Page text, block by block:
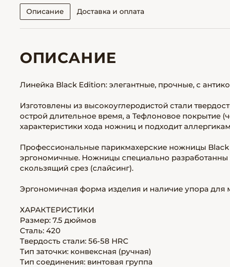
Описание Доставка и оплата
ОПИСАНИЕ
Линейка Black Edition: элегантные, прочные, с
Изготовлены из высокоуглеродистой стали
острой длительное время, а Тефлоновое покрытие
характеристики хода ножниц и подходит
Профессиональные парикмахерские ножницы
эргономичные. Ножницы специально разработанны
скользящий срез (слайсинг).
Эргономичная форма изделия и наличие упора
ХАРАКТЕРИСТИКИ
Размер: 7.5 дюймов
Сталь: 420
Твердость стали: 56-58 HRС
Тип заточки: конвексная (ручная)
Тип соединения: винтовая группа